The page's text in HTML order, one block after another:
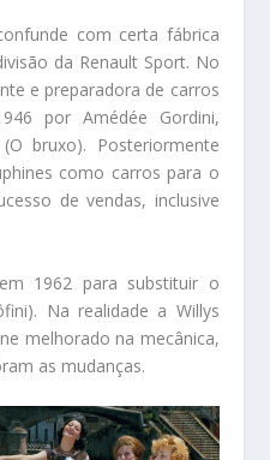
com certa fábrica
da Renault Sport. No
e preparadora de carros
por Amédée Gordini,
bruxo). Posteriormente
como carros para o
de vendas, inclusive
1962 para substituir o
Na realidade a Willys
melhorado na mecânica,
as mudanças.